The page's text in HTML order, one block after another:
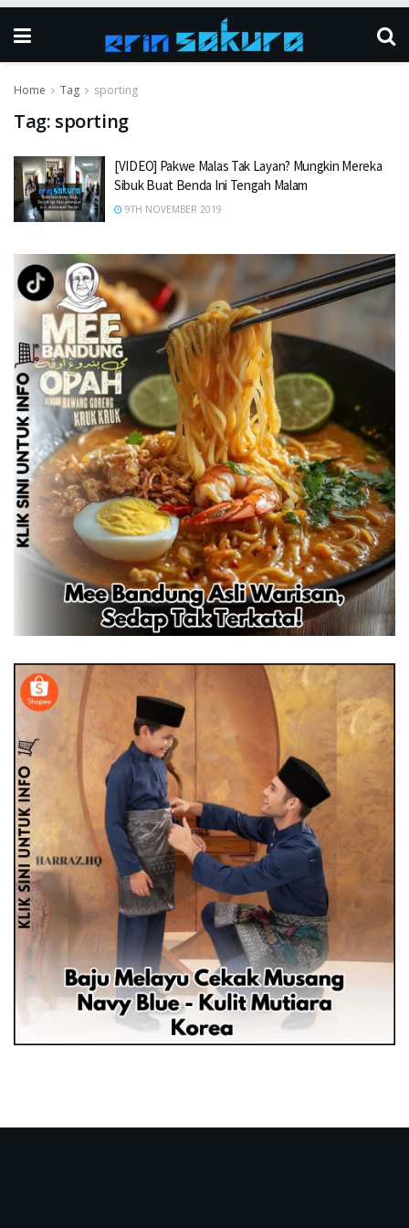
Home Tag sporting
Tag: sporting
[VIDEO] Pakwe Malas Tak Layan? Mungkin Mereka
Sibuk Buat Benda Ini Tengah Malam
9TH NOVEMBER 2019